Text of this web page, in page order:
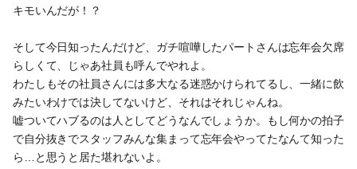
キモいんだが！？
そして今日知ったんだけど、ガチ喧嘩したパートさんは忘年会欠席
らしくて、じゃあ社員も呼んでやれよ。
わたしもその社員さんには多大なる迷惑かけられてるし、一緒に飲
みたいわけでは決してないけど、それはそれじゃんね。
嘘ついてハブるのは人としてどうなんでしょうか。もし何かの拍子
で自分抜きでスタッフみんな集まって忘年会やってたなんて知った
ら…と思うと居た堪れないよ。